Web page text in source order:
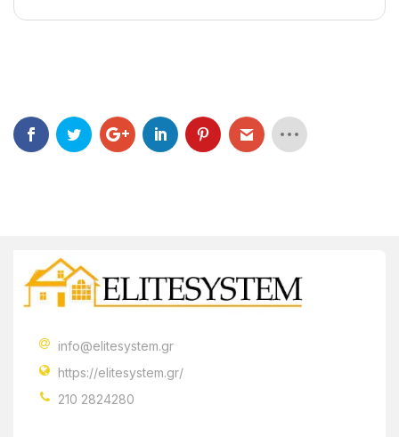
info@elitesystem.gr
https://elitesystem.gr/
210 2824280